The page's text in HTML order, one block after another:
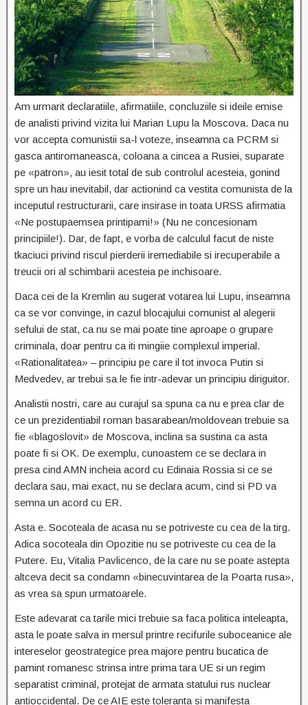
Am urmarit declaratiile, afirmatiile, concluziile si ideile emise
de analisti privind vizita lui Marian Lupu la Moscova. Daca nu
vor accepta comunistii sa-l voteze, inseamna ca PCRM si
gasca antiromaneasca, coloana a cincea a Rusiei, suparate
pe «patron», au iesit total de sub controlul acesteia, gonind
spre un hau inevitabil, dar actionind ca vestita comunista de la
inceputul restructurarii, care insirase in toata URSS afirmatia
«Ne postupaemsea printipami!» (Nu ne concesionam
principiile!). Dar, de fapt, e vorba de calculul facut de niste
tkaciuci privind riscul pierderii iremediabile si irecuperabile a
treucii ori al schimbarii acesteia pe inchisoare.
Daca cei de la Kremlin au sugerat votarea lui Lupu, inseamna
ca se vor convinge, in cazul blocajului comunist al alegerii
sefului de stat, ca nu se mai poate tine aproape o grupare
criminala, doar pentru ca iti mingiie complexul imperial.
«Rationalitatea» – principiu pe care il tot invoca Putin si
Medvedev, ar trebui sa le fie intr-adevar un principiu diriguitor.
Analistii nostri, care au curajul sa spuna ca nu e prea clar de
ce un prezidentiabil roman basarabean/moldovean trebuie sa
fie «blagoslovit» de Moscova, inclina sa sustina ca asta
poate fi si OK. De exemplu, cunoastem ce se declara in
presa cind AMN incheia acord cu Edinaia Rossia si ce se
declara sau, mai exact, nu se declara acum, cind si PD va
semna un acord cu ER.
Asta e. Socoteala de acasa nu se potriveste cu cea de la tirg.
Adica socoteala din Opozitie nu se potriveste cu cea de la
Putere. Eu, Vitalia Pavlicenco, de la care nu se poate astepta
altceva decit sa condamn «binecuvintarea de la Poarta rusa»,
as vrea sa spun urmatoarele.
Este adevarat ca tarile mici trebuie sa faca politica inteleapta,
asta le poate salva in mersul printre recifurile suboceanice ale
intereselor geostrategice prea majore pentru bucatica de
pamint romanesc strinsa intre prima tara UE si un regim
separatist criminal, protejat de armata statului rus nuclear
antioccidental. De ce AIE este toleranta si manifesta